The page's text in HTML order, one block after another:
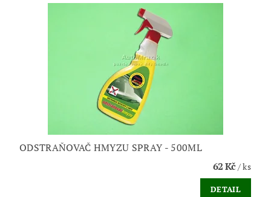
ODSTRAŇOVAČ HMYZU SPRAY - 500ML
62 Kč/ ks
DETAIL